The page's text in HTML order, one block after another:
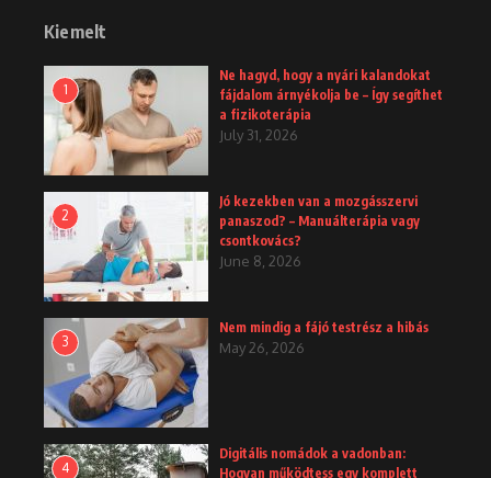
Kiemelt
1
Ne hagyd, hogy a nyári kalandokat
fájdalom árnyékolja be – Így segíthet
a fizikoterápia
July 31, 2026
2
Jó kezekben van a mozgásszervi
panaszod? – Manuálterápia vagy
csontkovács?
June 8, 2026
3
Nem mindig a fájó testrész a hibás
May 26, 2026
4
Digitális nomádok a vadonban:
Hogyan működtess egy komplett